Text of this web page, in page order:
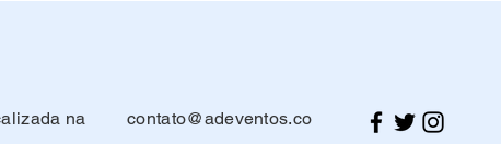
na
contato@adeventos.co